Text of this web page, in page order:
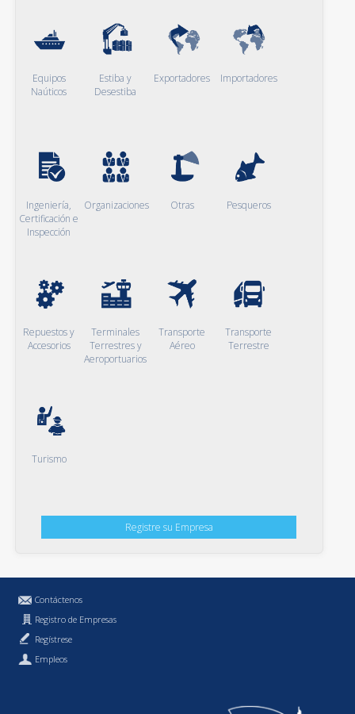
Equipos
Naúticos
Estiba y
Desestiba
Exportadores Importadores
Ingeniería,
Certificación e
Inspección
Organizaciones Otras Pesqueros
Repuestos y
Accesorios
Terminales
Terrestres y
Aeroportuarios
Transporte
Aéreo
Transporte
Terrestre
Turismo
Registre su Empresa
Contáctenos
Registro de Empresas
Regístrese
Empleos